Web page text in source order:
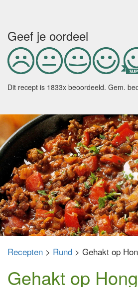
Geef je oordeel
Dit recept is 1833x beoordeeld. Gem.
Recepten > Rund > Gehakt op
Gehakt op